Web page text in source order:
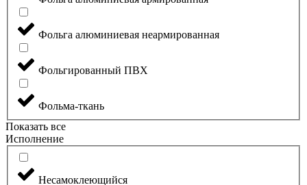
Фольга алюминиевая неармированная
Фольгированный ПВХ
Фольма-ткань
Показать все
Исполнение
Несамоклеющийся